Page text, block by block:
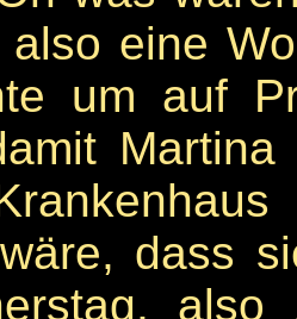
also eine
um auf
dass
also